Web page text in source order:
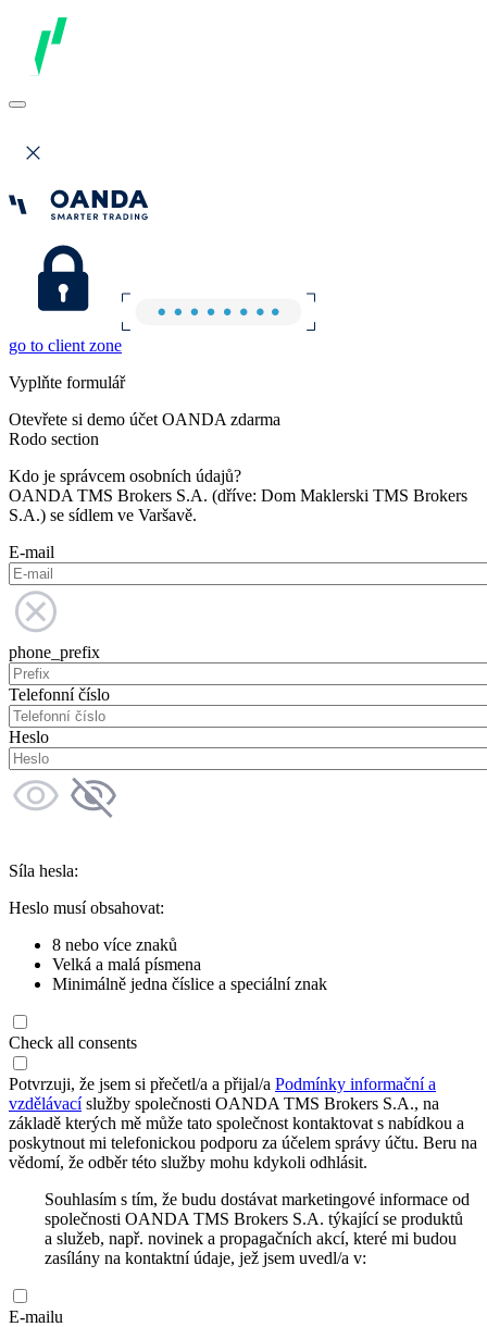
go to client zone
Vyplňte formulář
Otevřete si demo účet OANDA zdarma
Rodo section
Kdo je správcem osobních údajů?
OANDA TMS Brokers S.A. (dříve: Dom Maklerski TMS Brokers
S.A.) se sídlem ve Varšavě.
E-mail
phone_prefix
Telefonní číslo
Heslo
Síla hesla:
Heslo musí obsahovat:
8 nebo více znaků
Velká a malá písmena
Minimálně jedna číslice a speciální znak
Check all consents
Potvrzuji, že jsem si přečetl/a a přijal/a Podmínky informační a
vzdělávacíslužby společnosti OANDA TMS Brokers S.A., na
základě kterých mě může tato společnost kontaktovat s nabídkou a
poskytnout mi telefonickou podporu za účelem správy účtu. Beru na
vědomí, že odběr této služby mohu kdykoli odhlásit.
Souhlasím s tím, že budu dostávat marketingové informace od
společnosti OANDA TMS Brokers S.A. týkající se produktů
a služeb, např. novinek a propagačních akcí, které mi budou
zasílány na kontaktní údaje, jež jsem uvedl/a v:
E-mailu